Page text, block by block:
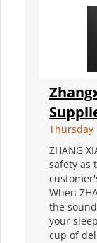
Thursday
ZHANG
safety as
When
the
your
cup of